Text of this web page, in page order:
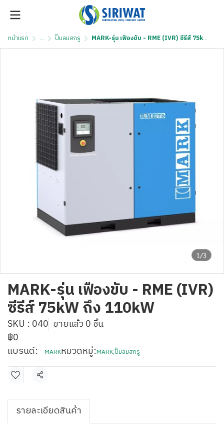
หน้าแรก ... ปั๊มลมสกรู MARK-รุ่น เฟืองขับ - RME (IVR) ซีรีส์ 75kW ถึง 110kW
1/3
MARK-รุ่น เฟืองขับ - RME (IVR)
ซีรีส์ 75kW ถึง 110kW
SKU : 040 ขายแล้ว 0 ชิ้น
฿0
แบรนด์:
MARKหมวดหมู่:MARK,ปั๊มลมสกรู
แชร์
รายละเอียดสินค้า